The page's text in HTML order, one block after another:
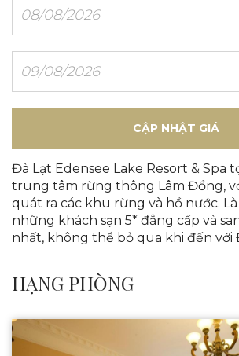
CẬP NHẬT GIÁ
Đà Lạt Edensee Lake Resort & Spa
trung tâm rừng thông Lâm Đồng,
quát ra các khu rừng và hồ nước.
những khách sạn 5* đẳng cấp và
nhất, không thể bỏ qua khi đến với
HẠNG PHÒNG